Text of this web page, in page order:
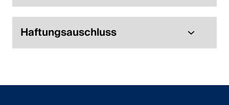
Haftungsauschluss